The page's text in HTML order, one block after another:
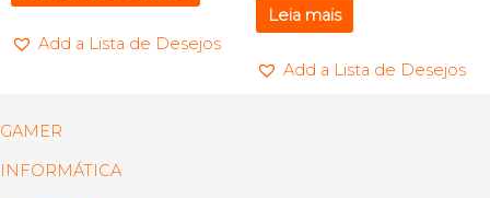
Add a Lista de Desejos
Leia mais
Add a Lista de Desejos
GAMER
INFORMÁTICA